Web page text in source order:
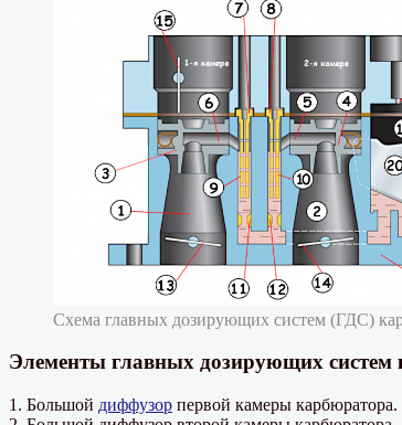
Схема главных дозирующих систем (ГДС)
Элементы главных дозирующих систем
1. Большой диффузор первой камеры карбюратора.